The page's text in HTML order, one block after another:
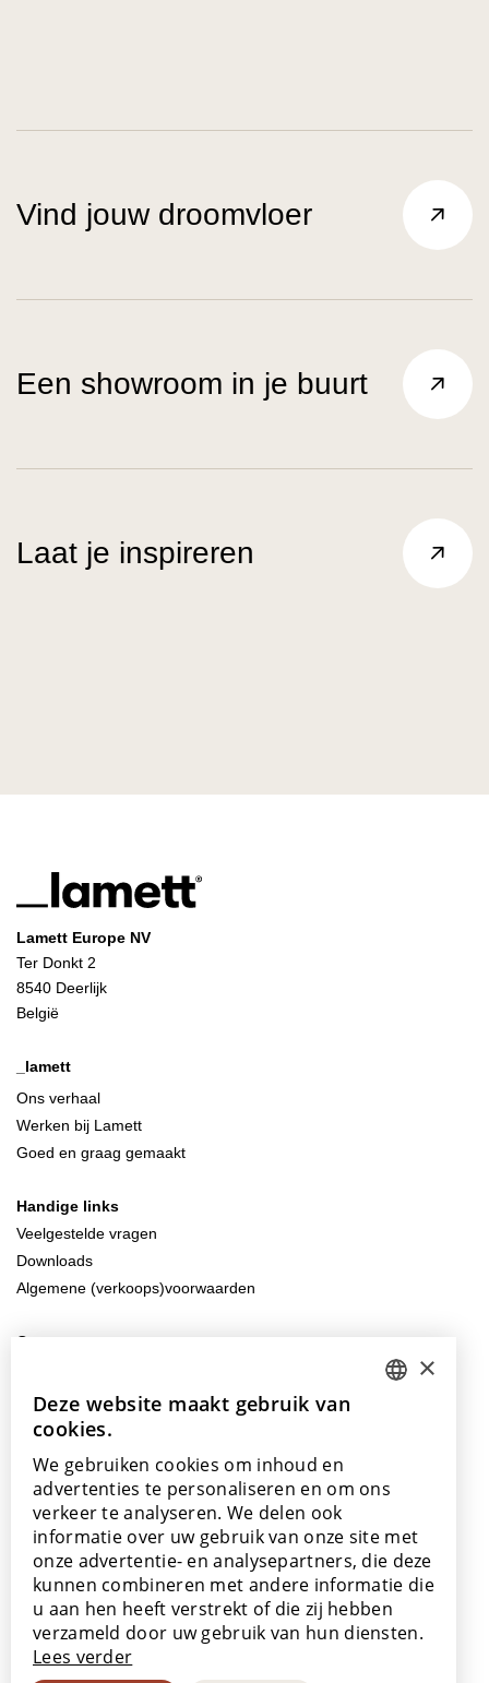
Vind jouw droomvloer
Een showroom in je buurt
Laat je inspireren
Lamett Europe NV
Ter Donkt 2
8540 Deerlijk
België
_lamett
Ons verhaal
Werken bij Lamett
Goed en graag gemaakt
Handige links
Veelgestelde vragen
Downloads
Algemene (verkoops)voorwaarden
Contacteer ons
+32 56 77 45 15
Onze showroom
Onze verkooppunten
Met de steun van
GERMAN
SPANISH
×
Deze website maakt gebruik van
cookies.
We gebruiken cookies om inhoud en
advertenties te personaliseren en om ons
verkeer te analyseren. We delen ook
informatie over uw gebruik van onze site met
onze advertentie- en analysepartners, die deze
kunnen combineren met andere informatie die
u aan hen heeft verstrekt of die zij hebben
verzameld door uw gebruik van hun diensten.
Lees verder